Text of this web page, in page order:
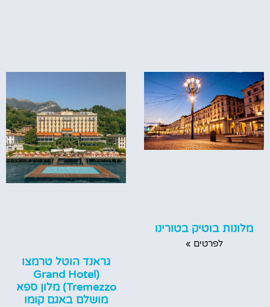
מלונות בוטיק בטורינו
לפרטים »
גראנד הוטל טרמצו
(‪Grand Hotel
Tremezzo‬) מלון ספא
מושלם באגם קומו